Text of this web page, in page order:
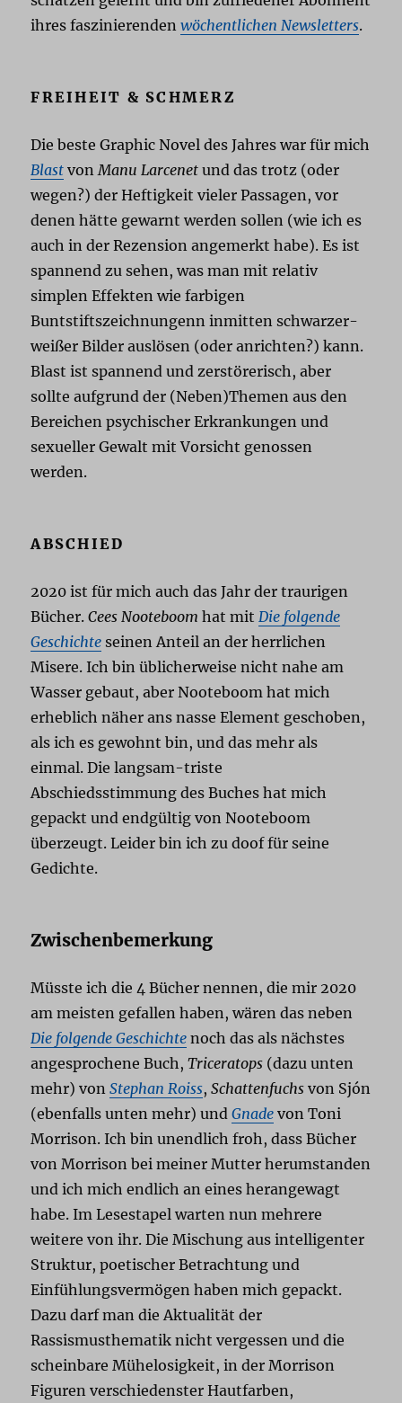
ihres faszinierendenwöchentlichen Newsletters.
FREIHEIT & SCHMERZ
Die beste Graphic Novel des Jahres war für mich
Blast von Manu Larcenet und das trotz (oder
wegen?) der Heftigkeit vieler Passagen, vor
denen hätte gewarnt werden sollen (wie ich es
auch in der Rezension angemerkt habe). Es ist
spannend zu sehen, was man mit relativ
simplen Effekten wie farbigen
Buntstiftszeichnungenn inmitten schwarzer-
weißer Bilder auslösen (oder anrichten?) kann.
Blast ist spannend und zerstörerisch, aber
sollte aufgrund der (Neben)Themen aus den
Bereichen psychischer Erkrankungen und
sexueller Gewalt mit Vorsicht genossen
werden.
ABSCHIED
2020 ist für mich auch das Jahr der traurigen
Bücher.Cees Nooteboom hat mit Die folgende
Geschichte seinen Anteil an der herrlichen
Misere. Ich bin üblicherweise nicht nahe am
Wasser gebaut, aber Nooteboom hat mich
erheblich näher ans nasse Element geschoben,
als ich es gewohnt bin, und das mehr als
einmal. Die langsam-triste
Abschiedsstimmung des Buches hat mich
gepackt und endgültig von Nooteboom
überzeugt. Leider bin ich zu doof für seine
Gedichte.
Zwischenbemerkung
Müsste ich die 4 Bücher nennen, die mir 2020
am meisten gefallen haben, wären das neben
Die folgende Geschichte noch das als nächstes
angesprochene Buch,Triceratops (dazu unten
mehr) vonStephan Roiss,Schattenfuchs von Sjón
(ebenfalls unten mehr) undGnade von Toni
Morrison. Ich bin unendlich froh, dass Bücher
von Morrison bei meiner Mutter herumstanden
und ich mich endlich an eines herangewagt
habe. Im Lesestapel warten nun mehrere
weitere von ihr. Die Mischung aus intelligenter
Struktur, poetischer Betrachtung und
Einfühlungsvermögen haben mich gepackt.
Dazu darf man die Aktualität der
Rassismusthematik nicht vergessen und die
scheinbare Mühelosigkeit, in der Morrison
Figuren verschiedenster Hautfarben,